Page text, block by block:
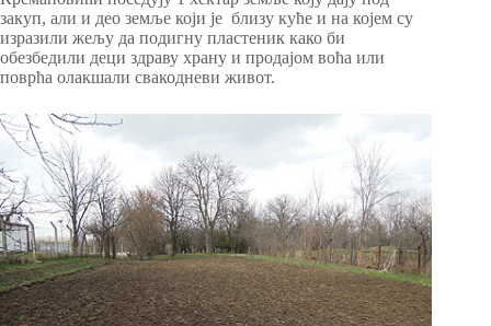
закуп, али и део земље који је близу куће и на којем су
изразили жељу да подигну пластеник како би
обезбедили деци здраву храну и продајом воћа или
поврћа олакшали свакодневи живот.